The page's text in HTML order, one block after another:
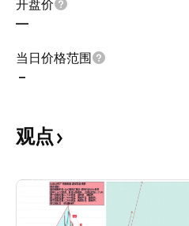
开盘价
—
当日价格范围
–
观点